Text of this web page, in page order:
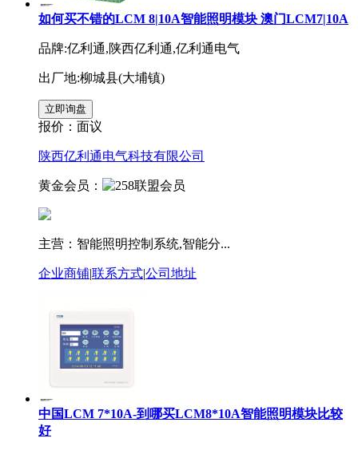
如何买不错的LCM 8|10A智能照明模块 澳门LCM7|10A
品牌:亿利通,陕西亿利通,亿利通电气
出厂地:柳城县(大埔镇)
报价： 面议
陕西亿利通电气科技有限公司
黄金会员：
主营：智能照明控制系统,智能分...
企业商铺|联系方式|公司地址
中国LCM 7*10A-到哪买LCM8*10A智能照明模块比较
好